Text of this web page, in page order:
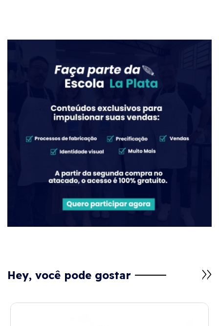
Hey, você pode gostar